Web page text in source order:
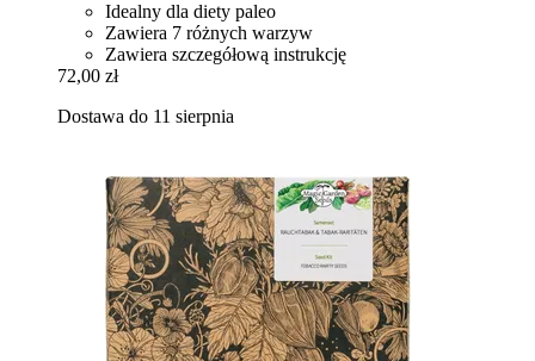
Idealny dla diety paleo
Zawiera 7 różnych warzyw
Zawiera szczegółową instrukcję
72,00 zł
Dostawa do 11 sierpnia